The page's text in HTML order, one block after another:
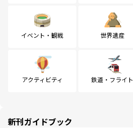
イベント・観戦 世界遺産
アクティビティ 鉄道・フライト
新刊ガイドブック